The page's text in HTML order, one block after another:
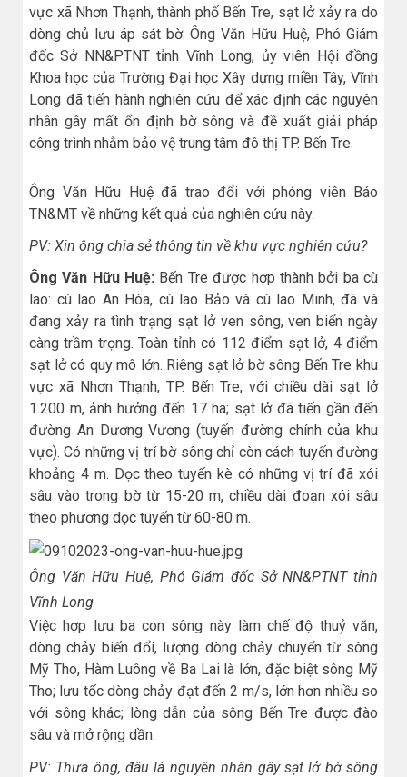
vực xã Nhơn Thạnh, thành phố Bến Tre, sạt lở xảy ra do
dòng chủ lưu áp sát bờ. Ông Văn Hữu Huệ, Phó Giám
đốc Sở NN&PTNT tỉnh Vĩnh Long, ủy viên Hội đồng
Khoa học của Trường Đại học Xây dựng miền Tây, Vĩnh
Long đã tiến hành nghiên cứu để xác định các nguyên
nhân gây mất ổn định bờ sông và đề xuất giải pháp
công trình nhằm bảo vệ trung tâm đô thị TP. Bến Tre.
Ông Văn Hữu Huệ đã trao đổi với phóng viên Báo
TN&MT về những kết quả của nghiên cứu này.
PV: Xin ông chia sẻ thông tin về khu vực nghiên cứu?
Ông Văn Hữu Huệ: Bến Tre được hợp thành bởi ba cù
lao: cù lao An Hóa, cù lao Bảo và cù lao Minh, đã và
đang xảy ra tình trạng sạt lở ven sông, ven biển ngày
càng trầm trọng. Toàn tỉnh có 112 điểm sạt lở, 4 điểm
sạt lở có quy mô lớn. Riêng sạt lở bờ sông Bến Tre khu
vực xã Nhơn Thạnh, TP. Bến Tre, với chiều dài sạt lở
1.200 m, ảnh hưởng đến 17 ha; sạt lở đã tiến gần đến
đường An Dương Vương (tuyến đường chính của khu
vực). Có những vị trí bờ sông chỉ còn cách tuyến đường
khoảng 4 m. Dọc theo tuyến kè có những vị trí đã xói
sâu vào trong bờ từ 15-20 m, chiều dài đoạn xói sâu
theo phương dọc tuyến từ 60-80 m.
Ông Văn Hữu Huệ, Phó Giám đốc Sở NN&PTNT tỉnh
Vĩnh Long
Việc hợp lưu ba con sông này làm chế độ thuỷ văn,
dòng chảy biến đổi, lượng dòng chảy chuyển từ sông
Mỹ Tho, Hàm Luông về Ba Lai là lớn, đặc biệt sông Mỹ
Tho; lưu tốc dòng chảy đạt đến 2 m/s, lớn hơn nhiều so
với sông khác; lòng dẫn của sông Bến Tre được đào
sâu và mở rộng dần.
PV: Thưa ông, đâu là nguyên nhân gây sạt lở bờ sông